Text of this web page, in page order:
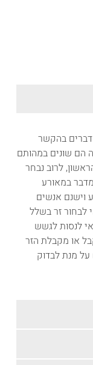
דברים בהקשר
הם שונים במהותם
לרוב נבחר
במאורע
וישנם אנשים
לבחור זר בשלל
לנסות לגשש
או מקבלת הזר
מנת לבדוק